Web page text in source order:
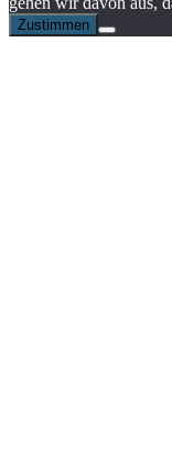
Zustimmen